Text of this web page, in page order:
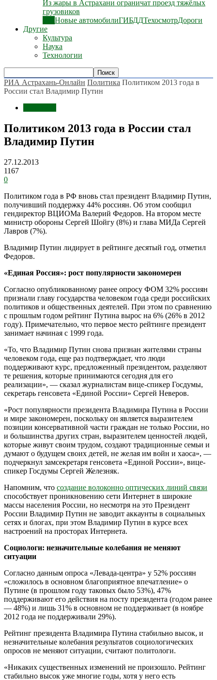
Из жары в Астрахани ограничат проезд тяжёлых
грузовиков
Новые автомобилиГИБДДТехосмотрДороги
Другие
Культура
Наука
Технологии
РИА Астрахань-Онлайн Политика Политиком 2013 года в
России стал Владимир Путин
Политиком 2013 года в России стал
Владимир Путин
27.12.2013
1167
0
Политиком года в РФ вновь стал президент Владимир Путин,
получивший поддержку 44% россиян. Об этом сообщил
гендиректор ВЦИОМа Валерий Федоров. На втором месте
министр обороны Сергей Шойгу (8%) и глава МИДа Сергей
Лавров (7%).
Владимир Путин лидирует в рейтинге десятый год, отметил
Федоров.
«Единая Россия»: рост популярности закономерен
Согласно опубликованному ранее опросу ФОМ 32% россиян
признали главу государства человеком года среди российских
политиков и общественных деятелей. При этом по сравнению
с прошлым годом рейтинг Путина вырос на 6% (26% в 2012
году). Примечательно, что первое место рейтинге президент
занимает начиная с 1999 года.
«То, что Владимир Путин снова признан жителями страны
человеком года, еще раз подтверждает, что люди
поддерживают курс, предложенный президентом, разделяют
те решения, которые принимаются сегодня для его
реализации», — сказал журналистам вице-спикер Госдумы,
секретарь генсовета «Единой России» Сергей Неверов.
«Рост популярности президента Владимира Путина в России
и мире закономерен, поскольку он является выразителем
позиции консервативной части граждан не только России, но
и большинства других стран, выразителем ценностей людей,
которые живут своим трудом, создают традиционные семьи и
думают о будущем своих детей, не желая им войн и хаоса», —
подчеркнул замсекретаря генсовета «Единой России», вице-
спикер Госдумы Сергей Железняк.
Напомним, что создание волоконно оптических линий связи
способствует проникновению сети Интернет в широкие
массы населения России, но несмотря на это Президент
России Владимир Путин не заводит аккаунты в социальных
сетях и блогах, при этом Владимир Путин в курсе всех
настроений на просторах Интернета.
Социологи: незначительные колебания не меняют
ситуации
Согласно данным опроса «Левада-центра» у 52% россиян
«сложилось в основном благоприятное впечатление» о
Путине (в прошлом году таковых было 53%), 47%
поддерживают его действия на посту президента (годом ранее
— 48%) и лишь 31% в основном не поддерживает (в ноябре
2012 года не поддерживали 29%).
Рейтинг президента Владимира Путина стабильно высок, и
незначительные колебания результатов социологических
опросов не меняют ситуации, считают политологи.
«Никаких существенных изменений не произошло. Рейтинг
стабильно высок уже многие годы, хотя у него есть